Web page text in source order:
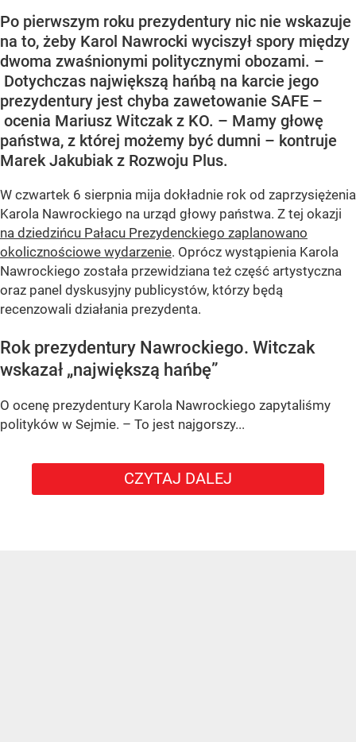
Po pierwszym roku prezydentury nic nie wskazuje
na to, żeby Karol Nawrocki wyciszył spory między
dwoma zwaśnionymi politycznymi obozami. –
Dotychczas największą hańbą na karcie jego
prezydentury jest chyba zawetowanie SAFE –
ocenia Mariusz Witczak z KO. – Mamy głowę
państwa, z której możemy być dumni – kontruje
Marek Jakubiak z Rozwoju Plus.
W czwartek 6 sierpnia mija dokładnie rok od zaprzysiężenia
Karola Nawrockiego na urząd głowy państwa. Z tej okazji
na dziedzińcu Pałacu Prezydenckiego zaplanowano
okolicznościowe wydarzenie. Oprócz wystąpienia Karola
Nawrockiego została przewidziana też część artystyczna
oraz panel dyskusyjny publicystów, którzy będą
recenzowali działania prezydenta.
Rok prezydentury Nawrockiego. Witczak
wskazał „największą hańbę”
O ocenę prezydentury Karola Nawrockiego zapytaliśmy
polityków w Sejmie. – To jest najgorszy...
CZYTAJ DALEJ